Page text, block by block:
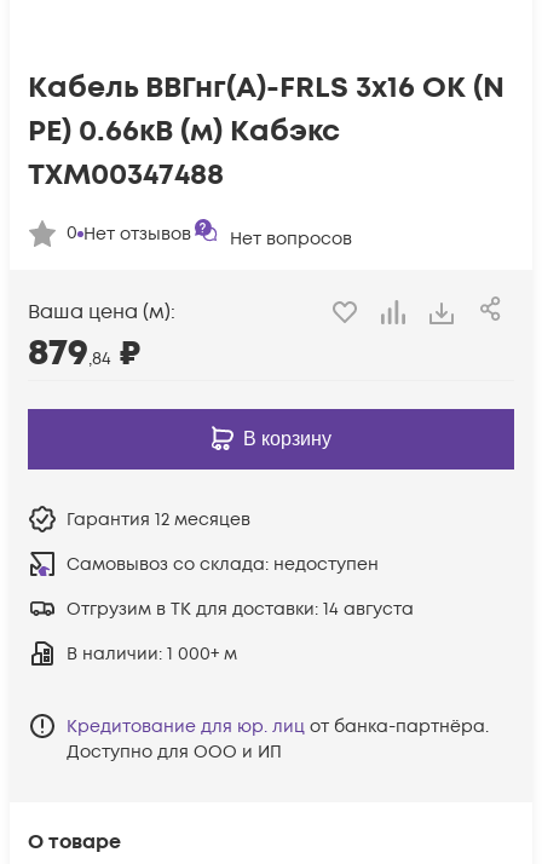
О товаре
Кабель ВВГнг(А)-FRLS 3х16 ОК (N
PE) 0.66кВ (м) Кабэкс
ТХМ00347488
0 Нет отзывов Нет вопросов
Ваша цена (м):
879,84 ₽
В корзину
Гарантия 12 месяцев
Самовывоз со склада: недоступен
Отгрузим в ТК для доставки: 14 августа
В наличии: 1 000+ м
Кредитование для юр. лиц от банка-партнёра.
Доступно для ООО и ИП